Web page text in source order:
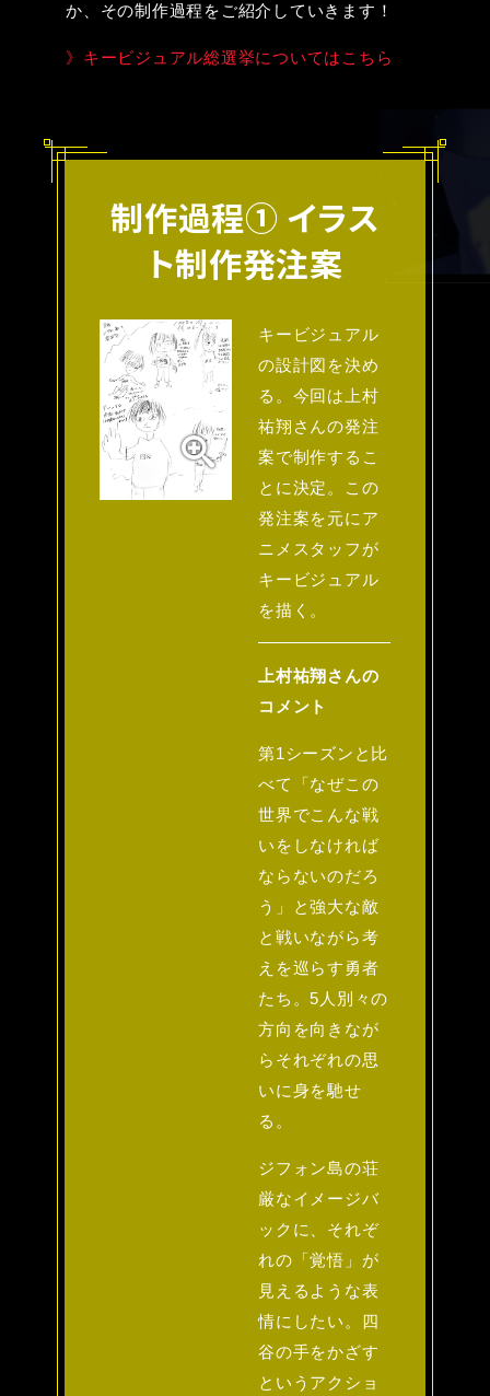
か、その制作過程をご紹介していきます！
》キービジュアル総選挙についてはこちら
制作過程① イラス
ト制作発注案
キービジュアル
の設計図を決め
る。今回は上村
祐翔さんの発注
案で制作するこ
とに決定。この
発注案を元にア
ニメスタッフが
キービジュアル
を描く。
上村祐翔さんの
コメント
第1シーズンと比
べて「なぜこの
世界でこんな戦
いをしなければ
ならないのだろ
う」と強大な敵
と戦いながら考
えを巡らす勇者
たち。5人別々の
方向を向きなが
らそれぞれの思
いに身を馳せ
る。
ジフォン島の荘
厳なイメージバ
ックに、それぞ
れの「覚悟」が
見えるような表
情にしたい。四
谷の手をかざす
というアクショ